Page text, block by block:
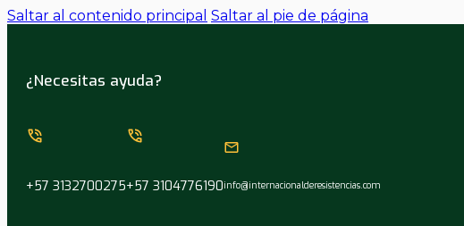
Saltar al contenido principal Saltar al pie de página
¿Necesitas ayuda?
+57 3132700275+57 3104776190info@internacionalderesistencias.com